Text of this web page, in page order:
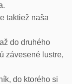
taktiež naša
do druhého
závesené lustre,
do ktorého si